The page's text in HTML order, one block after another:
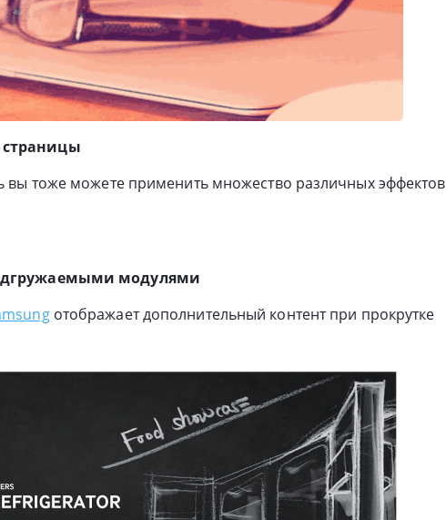
страницы
вы тоже можете применить множество различных эффектов
модулями
отображает дополнительный контент при прокрутке